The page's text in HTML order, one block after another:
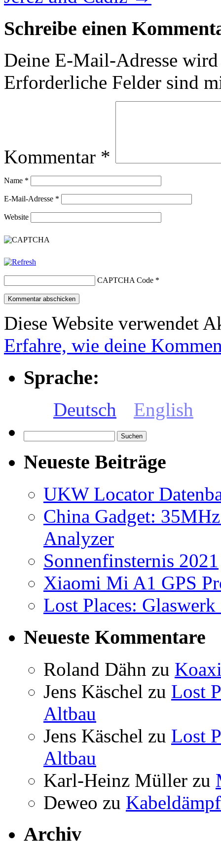
Schreibe einen
Deine E-Mail-Adresse
Erforderliche Felder sind
Kommentar *
Name *
E-Mail-Adresse *
Website
CAPTCHA Code *
Diese Website verwendet
Erfahre, wie deine
Sprache:
Deutsch English
nach:
Neueste Beiträge
UKW Locator
China Gadget:
Analyzer
Sonnenfinsternis 2021
Xiaomi Mi A1 GPS
Lost Places:
Neueste Kommentare
Roland Dähn zu
Jens Käschel zu Lost
Altbau
Jens Käschel zu Lost
Altbau
Karl-Heinz Müller zu
Deweo zu
Archiv